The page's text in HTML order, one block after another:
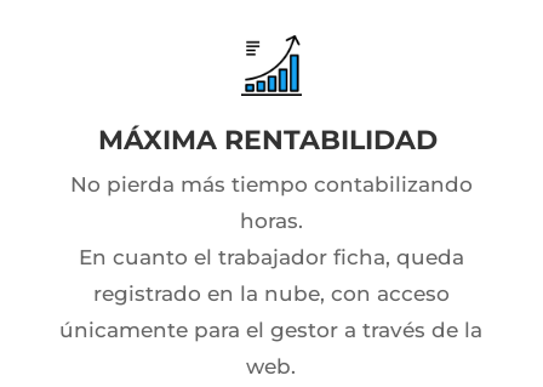
MÁXIMA RENTABILIDAD
No pierda más tiempo contabilizando
horas.
En cuanto el trabajador ficha, queda
registrado en la nube, con acceso
únicamente para el gestor a través de la
web.